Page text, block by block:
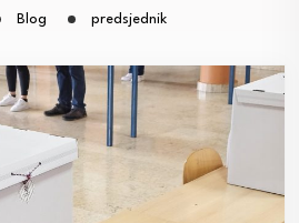
Blog predsjednik